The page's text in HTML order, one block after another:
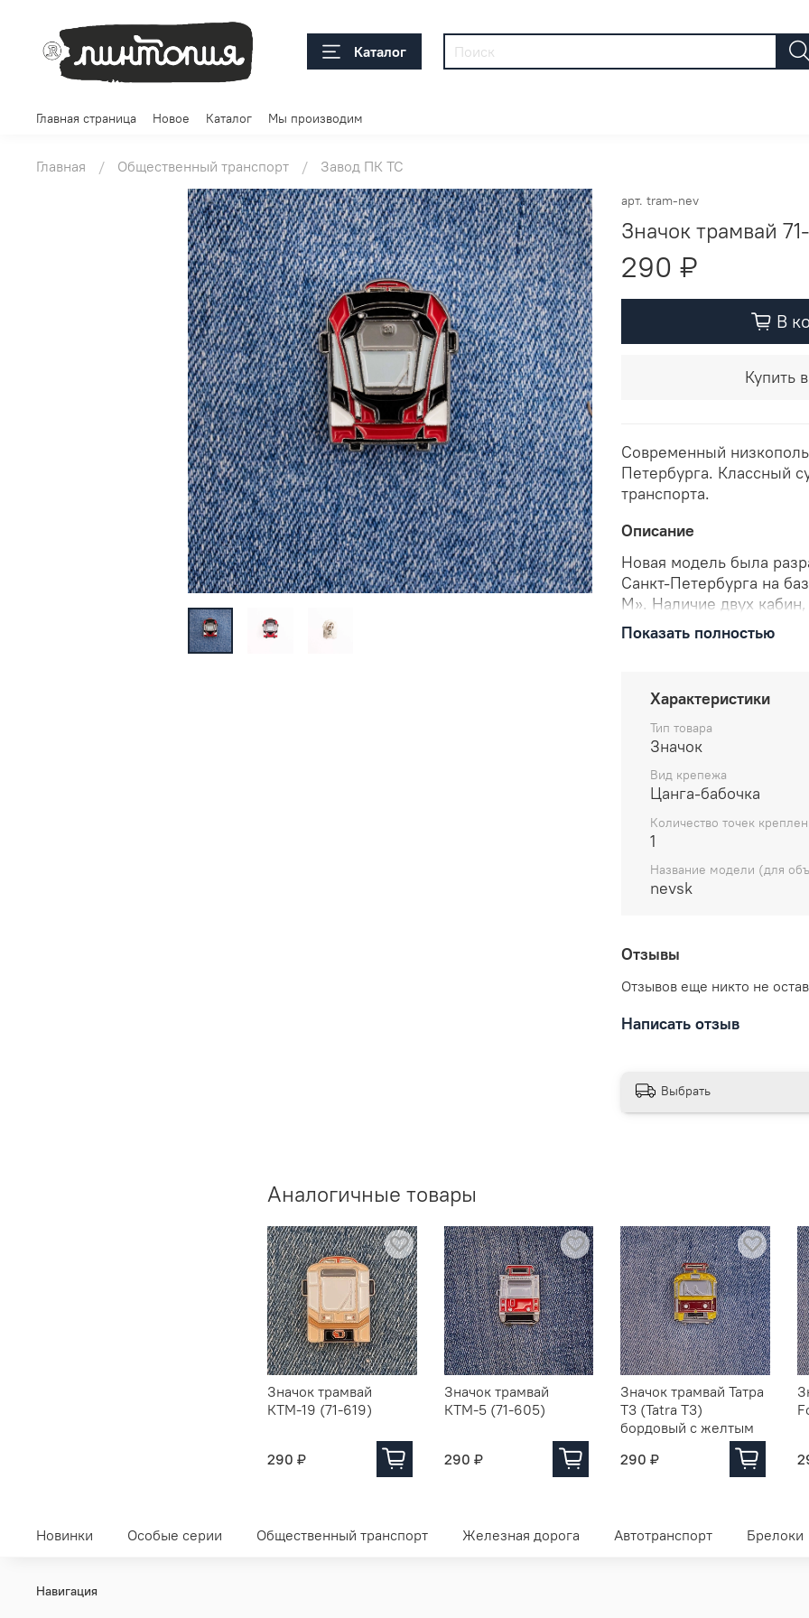
Каталог
Главная страница Новое Каталог Мы производим
Главная Общественный транспорт Завод ПК ТС
арт. tram-nev
Значок трамвай
290 ₽
В
Купить
Современный
Петербурга. Классный
транспорта.
Описание
Новая модель была
Санкт-Петербурга на
М». Наличие двух
дверей по обеим
эксплуатировать
временных трамвайных
В комплекте:
Размеры: высота 25
Отправляем в
заказа.
Показать полностью
Характеристики
Тип товара
Значок
Вид крепежа
Цанга-бабочка
Количество точек
1
Название модели (для
nevsk
Отзывы
Отзывов еще никто не
Написать отзыв
Выбрать
Аналогичные товары
Значок трамвай
КТМ-19 (71-619)
290 ₽
Значок трамвай
КТМ-5 (71-605)
290 ₽
Значок трамвай Татра
Т3 (Tatra T3)
бордовый с желтым
290 ₽
Новинки Особые серии Общественный транспорт Железная дорога Автотранспорт Брелоки
Навигация